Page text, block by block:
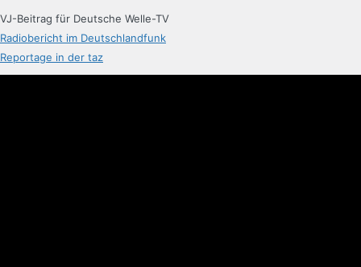
VJ-Beitrag für Deutsche Welle-TV
Radiobericht im Deutschlandfunk
Reportage in der taz